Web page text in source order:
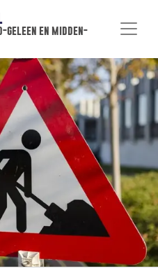
en midden-